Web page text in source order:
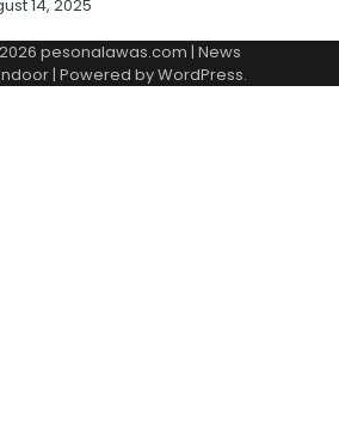
14, 2025
pesonalawas.com | News
| Powered byWordPress.